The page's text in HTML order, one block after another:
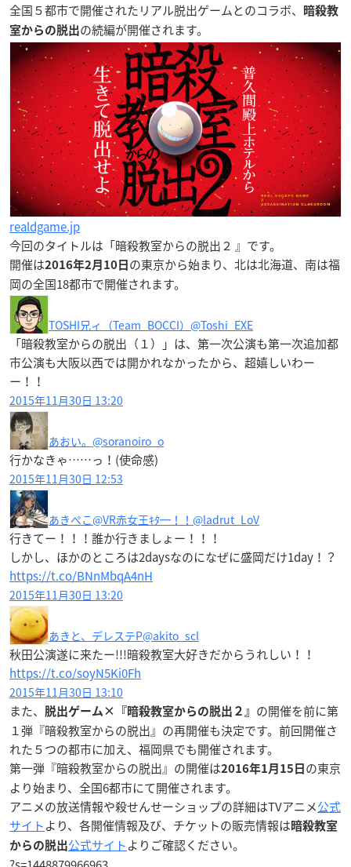
全国５都市で開催されたリアル脱出ゲームとのコラボ、
暗殺教
室からの脱出の続編が開催されます。
realdgame.jp
今回のタイトルは「暗殺教室からの脱出２ 』です。
開催は2016年2月10日 の東京から始まり、北は北海道、南は福
岡の全国18都市で開催されます。
TOSHI兄ィ（Team_BOCCI） @Toshi_EXE
「暗殺教室からの脱出（１）」は、第一次公演も第一次追加都
市公演も大阪以西では開かれなかったから、超嬉しいわー
ー！！
2015年11月30日 13:20
あおい。 @soranoiro_o
行かなきゃ……っ！(使命感)
2015年11月30日 12:53
あきぺこ@VR赤女王ｷﾀ━！！ @ladrut_LoV
行きてー！！！誰か行きましょー！！！
しかし、ほかのところは2daysなのになぜに盛岡だけ1day！？
https://t.co/BNnMbqA4nH
2015年11月30日 13:20
あきと、デレステP@akito_scl
秋田公演遂に来たー!!!暗殺教室大好きだからうれしい！！
https://t.co/soyN5Ki0Fh
2015年11月30日 13:10
また、 脱出ゲーム×『暗殺教室からの脱出２』 の開催を前に第
１弾『暗殺教室からの脱出』の再開催も決定です。前回開催さ
れた５つの都市に加え、福岡県でも開催されます。
第一弾『暗殺教室からの脱出』の開催は2016年1月15日 の東京
より始まり、全国6都市にて開催されます。
アニメの放送情報や殺せんせーショップの詳細はTVアニメ公式
サイトより、各開催情報及び、チケットの販売情報は 暗殺教室
からの脱出公式サイトよりご確認ください。